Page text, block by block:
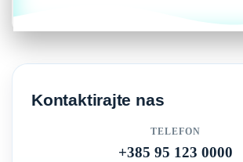
Kontaktirajte nas
TELEFON
+385 95 123 0000